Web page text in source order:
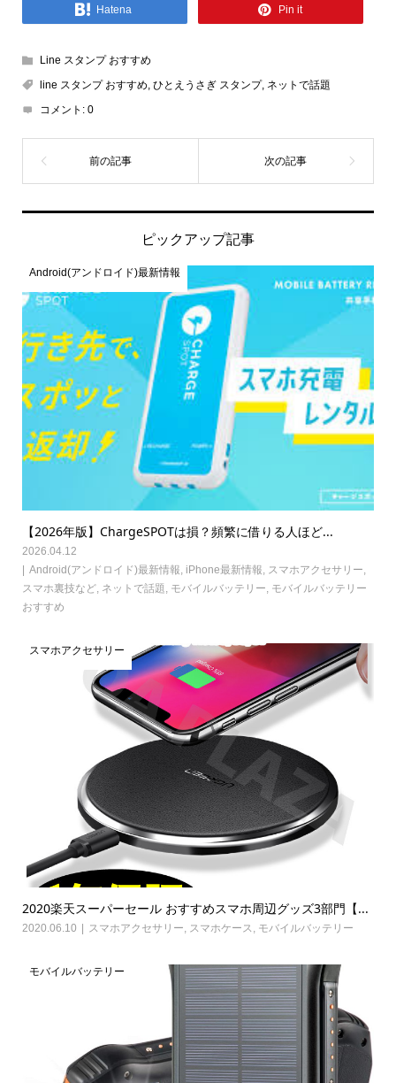
Hatena Pin it
Line スタンプ おすすめ
line スタンプ おすすめ, ひとえうさぎ スタンプ, ネットで話題
コメント: 0
ピックアップ記事
Android(アンドロイド)最新情報
【2026年版】ChargeSPOTは損？頻繁に借りる人ほど...
2026.04.12
Android(アンドロイド)最新情報 iPhone最新情報 スマホアクセサリー
スマホ裏技など, ネットで話題 モバイルバッテリー モバイルバッテリー
おすすめ
スマホアクセサリー
2020楽天スーパーセール おすすめスマホ周辺グッズ3部門【...
2020.06.10 スマホアクセサリー, スマホケース, モバイルバッテリー
モバイルバッテリー